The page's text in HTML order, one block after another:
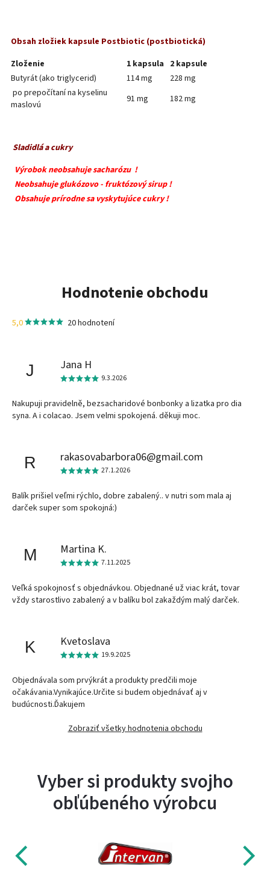
Obsah zložiek kapsule Postbiotic (postbiotická)
Zloženie
1 kapsula 2 kapsule
Butyrát (ako triglycerid)
114 mg
228 mg
po prepočítaní na kyselinu
maslovú
91 mg 182 mg
Sladidlá a cukry
Výrobok neobsahuje sacharózu !
Neobsahuje glukózovo - fruktózový sirup !
Obsahuje prírodne sa vyskytujúce cukry !
Hodnotenie obchodu
5,0 20 hodnotení
J Jana H
9.3.2026
Nakupuji pravidelně, bezsacharidové bonbonky a lizatka pro dia
syna. A i colacao. Jsem velmi spokojená. děkuji moc.
R rakasovabarbora06@gmail.com
27.1.2026
Balík prišiel veľmi rýchlo, dobre zabalený.. v nutri som mala aj
darček super som spokojná:)
M Martina K.
7.11.2025
Veľká spokojnosť s objednávkou. Objednané už viac krát, tovar
vždy starostlivo zabalený a v balíku bol zakaždým malý darček.
K Kvetoslava
19.9.2025
Objednávala som prvýkrát a produkty predčili moje
očakávania.Vynikajúce.Určite si budem objednávať aj v
budúcnosti.Ďakujem
Zobraziť všetky hodnotenia obchodu
Vyber si produkty svojho
obľúbeného výrobcu